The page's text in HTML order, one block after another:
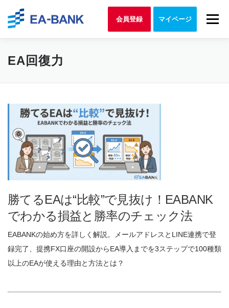
Menu
会員登録 マイページ
EA回復力
勝てるEAは“比較”で見抜け！EABANK
でわかる損益と勝率のチェック法
EABANKの始め方を詳しく解説。メールアドレスとLINE連携で登
録完了、提携FX口座の開設からEA導入までを3ステップで100種類
以上のEAが使える理由と方法とは？